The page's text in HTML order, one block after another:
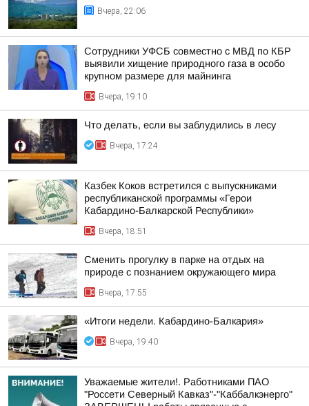
Вчера, 22:06
Сотрудники УФСБ совместно с МВД по КБР
выявили хищение природного газа в особо
крупном размере для майнинга
Вчера, 19:10
Что делать, если вы заблудились в лесу
Вчера, 17:24
Казбек Коков встретился с выпускниками
республиканской программы «Герои
Кабардино-Балкарской Республики»
Вчера, 18:51
Сменить прогулку в парке на отдых на
природе с познанием окружающего мира
Вчера, 17:55
«Итоги недели. Кабардино-Балкария»
Вчера, 19:40
Уважаемые жители!. Работниками ПАО
"Россети Северный Кавказ"-"Каббалкэнерго"